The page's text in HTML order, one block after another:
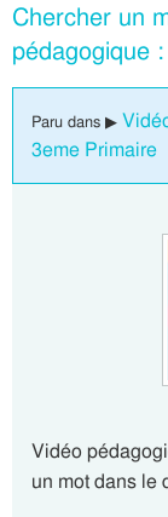
Chercher un
pédagogique
Paru dans ▶
3eme Primaire
Vidéo
un mot dans